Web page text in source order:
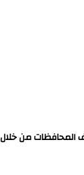
المحافظات من